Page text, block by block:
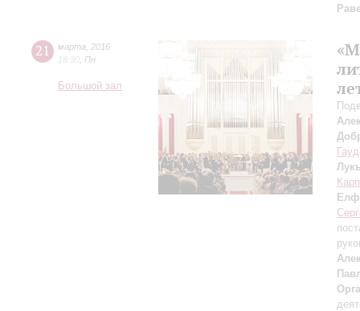
21 марта
2016
18:30 Пн
Большой зал